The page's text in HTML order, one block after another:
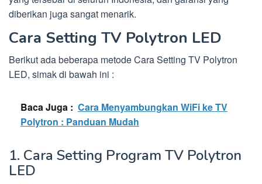
diberikan juga sangat menarik.
Cara Setting TV Polytron LED
Berikut ada beberapa metode Cara Setting TV Polytron
LED, simak di bawah ini :
Baca Juga : Cara Menyambungkan WiFi ke TV
Polytron : Panduan Mudah
1. Cara Setting Program TV Polytron
LED